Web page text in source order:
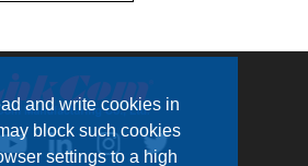
and write cookies in
block such cookies
settings to a high